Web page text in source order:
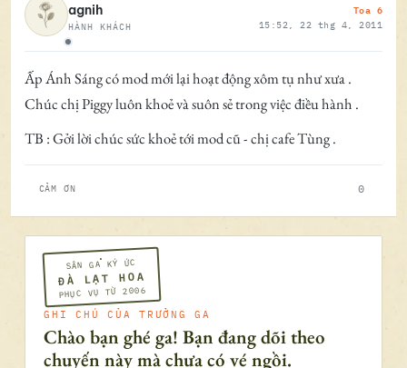
Ngoại tuyến
agnih
HÀNH KHÁCH
Toa 6
15:52, 22 thg 4, 2011
Ấp Ánh Sáng có mod mới lại hoạt động xôm tụ như xưa .
Chúc chị Piggy luôn khoẻ và suôn sẻ trong việc điều hành .
TB : Gởi lời chúc sức khoẻ tới mod cũ - chị cafe Tùng .
CẢM ƠN 0
SÂN GA KÝ ỨC
ĐÀ LẠT HOA
PHỤC VỤ TỪ 2006
GHI CHÚ CỦA TRƯỞNG GA
Chào bạn ghé ga! Bạn đang dõi theo
chuyến này mà chưa có vé ngồi.